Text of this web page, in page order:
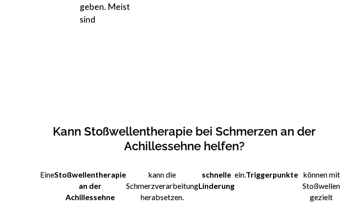
geben. Meist
sind
Kann Stoßwellentherapie bei Schmerzen an der
Achillessehne helfen?
EineStoßwellentherapie
an der
Achillessehne
kann die
Schmerzverarbeitung
herabsetzen.
schnelle
Linderung
ein.Triggerpunkte können mit
Stoßwellen
gezielt